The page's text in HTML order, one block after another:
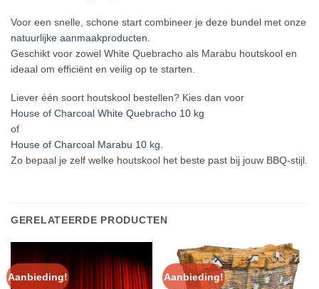
Voor een snelle, schone start combineer je deze bundel met onze
natuurlijke aanmaakproducten
Geschikt voor zowel White Quebracho als Marabu houtskool en
ideaal om efficiënt en veilig op te starten.
Liever één soort houtskool bestellen? Kies dan voor
House of Charcoal White Quebracho 10 kg
of
House of Charcoal Marabu 10 kg.
Zo bepaal je zelf welke houtskool het beste past bij jouw BBQ-stijl.
GERELATEERDE PRODUCTEN
Aanbieding! Aanbieding!